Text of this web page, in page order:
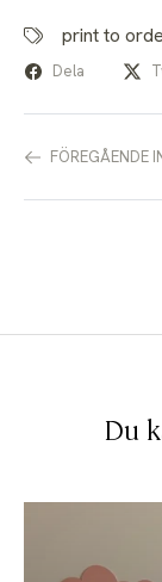
print to
Dela
FÖREGÅENDE
Du